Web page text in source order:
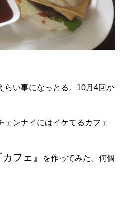
らい事になっとる。10月4回か
ェンナイにはイケてるカフェ
フェ』
を作ってみた。何個